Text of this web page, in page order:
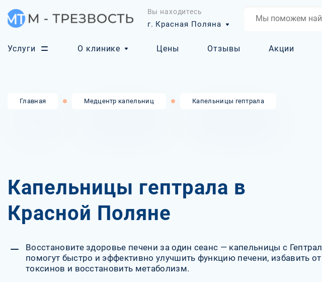
Вы находитесь
г. Красная Поляна
Услуги О клинике Цены Отзывы Акции
Главная Медцентр капельниц Капельницы гептрала
Капельницы гептрала в
Красной Поляне
Восстановите здоровье печени за один сеанс — капельницы с Гептрал
помогут быстро и эффективно улучшить функцию печени, избавить от
токсинов и восстановить метаболизм.